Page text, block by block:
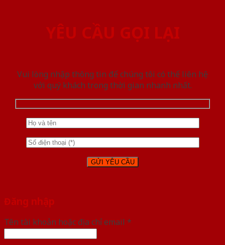
YÊU CẦU GỌI LẠI
Vui lòng nhập thông tin để chúng tôi có thể liên hệ
với quý khách trong thời gian nhanh nhất.
Đăng nhập
Tên tài khoản hoặc địa chỉ email *